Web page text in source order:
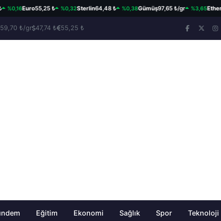
Euro55,25 ₺ %0,32 Sterlin64,48 ₺ %0,38 Gümüş97,65 ₺/gr %3,65 Ethereum
₺/gr 47,74 ₺ 55,25 ₺
Eğitim Ekonomi Sağlık Spor Teknoloji